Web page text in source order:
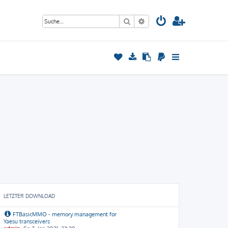
Suche Erweiterte Suche
LETZTER DOWNLOAD
FTBasicMMO - memory management for
Yaesu transceivers